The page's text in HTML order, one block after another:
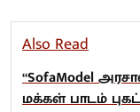
Also Read
“SofaModel
மக்கள் பாடம்